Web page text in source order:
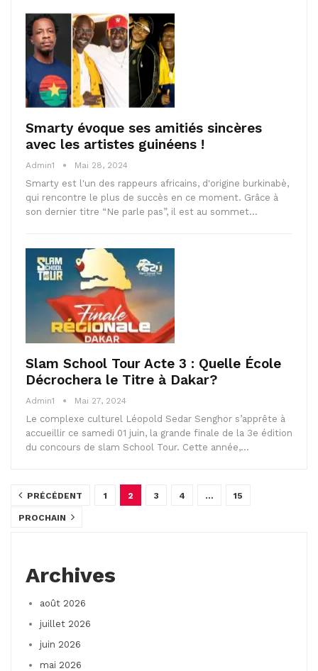
Smarty évoque ses amitiés sincères
avec les artistes guinéens !
Admin1 Mai 28, 2024
Smarty est l'un des rappeurs africains, d'origine burkinabè,
qui rencontre le plus de succès en ce moment. Grâce à
son dernier titre “Ne parle pas”, il est au sommet…
Slam School Tour Acte 3 : Quelle École
Décrochera le Titre à Dakar?
Admin1 Mai 27, 2024
Le complexe culturel Léopold Sedar Senghor s’apprête à
accueillir ce samedi 01 juin, la grande finale de la 3e édition
du concours de slam School Tour. Cette année,…
PRÉCÉDENT 1 2 3 4 … 15
PROCHAIN
Archives
août 2026
juillet 2026
juin 2026
mai 2026